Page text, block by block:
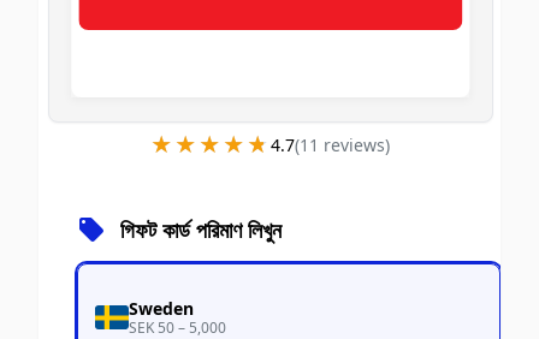
★★★★★
★★★★★ 4.7(11 reviews)
গিফট কার্ড পরিমাণ লিখুন
Sweden
SEK 50 – 5,000